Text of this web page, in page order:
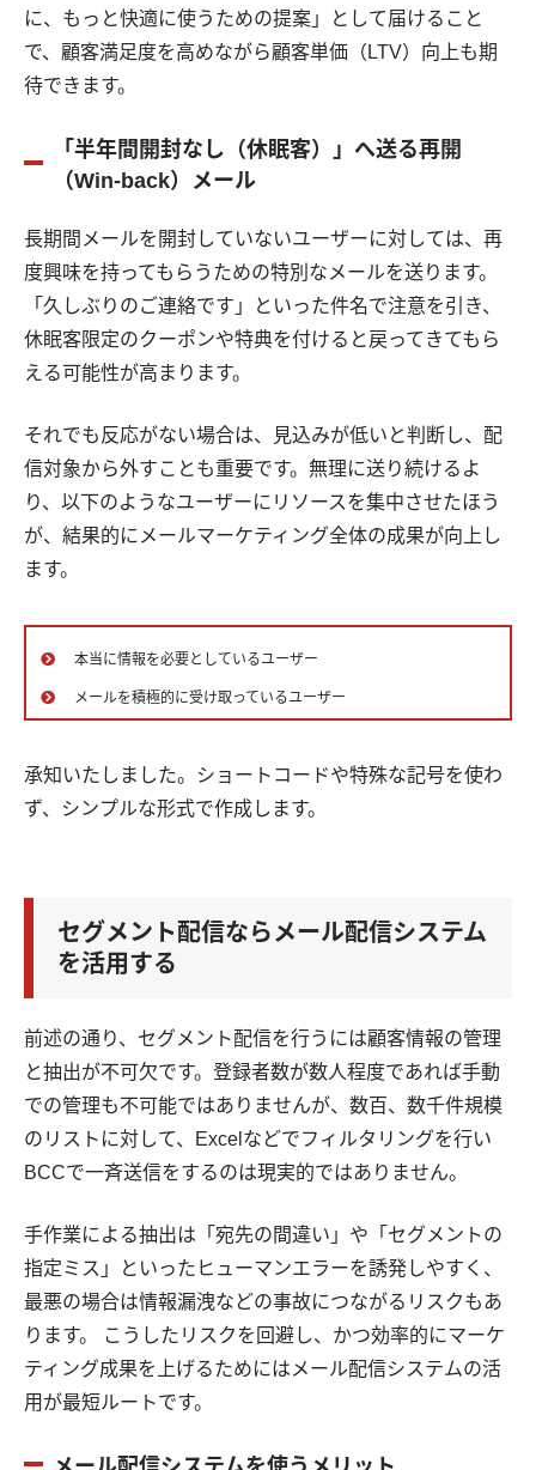
に、もっと快適に使うための提案」として届けること
で、顧客満足度を高めながら顧客単価（LTV）向上も期
待できます。
「半年間開封なし（休眠客）」へ送る再開
（Win-back）メール
長期間メールを開封していないユーザーに対しては、再
度興味を持ってもらうための特別なメールを送ります。
「久しぶりのご連絡です」といった件名で注意を引き、
休眠客限定のクーポンや特典を付けると戻ってきてもら
える可能性が高まります。
それでも反応がない場合は、見込みが低いと判断し、配
信対象から外すことも重要です。無理に送り続けるよ
り、以下のようなユーザーにリソースを集中させたほう
が、結果的にメールマーケティング全体の成果が向上し
ます。
本当に情報を必要としているユーザー
メールを積極的に受け取っているユーザー
承知いたしました。ショートコードや特殊な記号を使わ
ず、シンプルな形式で作成します。
セグメント配信ならメール配信システム
を活用する
前述の通り、セグメント配信を行うには顧客情報の管理
と抽出が不可欠です。登録者数が数人程度であれば手動
での管理も不可能ではありませんが、数百、数千件規模
のリストに対して、Excelなどでフィルタリングを行い
BCCで一斉送信をするのは現実的ではありません。
手作業による抽出は「宛先の間違い」や「セグメントの
指定ミス」といったヒューマンエラーを誘発しやすく、
最悪の場合は情報漏洩などの事故につながるリスクもあ
ります。 こうしたリスクを回避し、かつ効率的にマーケ
ティング成果を上げるためにはメール配信システムの活
用が最短ルートです。